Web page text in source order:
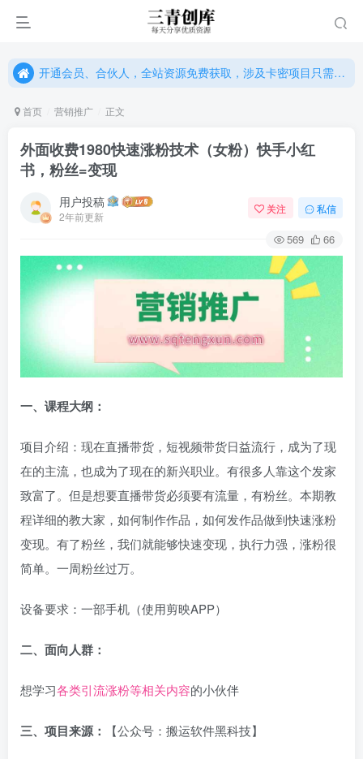
开通会员、合伙人，全站资源免费获取，涉及卡密项目只需单独购卡密（位置：网站右下悬浮按钮）
开通会员、合伙人，全站资源免费获取，涉及卡密项目只需单独购卡密（位置：网站右下悬浮按钮）
首页 营销推广 正文
外面收费1980快速涨粉技术（女粉）快手小红
书，粉丝=变现
用户投稿
2年前更新
关注 私信
569 66
一、课程大纲：
项目介绍：现在直播带货，短视频带货日益流行，成为了现
在的主流，也成为了现在的新兴职业。有很多人靠这个发家
致富了。但是想要直播带货必须要有流量，有粉丝。本期教
程详细的教大家，如何制作作品，如何发作品做到快速涨粉
变现。有了粉丝，我们就能够快速变现，执行力强，涨粉很
简单。一周粉丝过万。
设备要求：一部手机（使用剪映APP）
二、面向人群：
想学习各类引流涨粉等相关内容的小伙伴
三、项目来源： 【公众号：搬运软件黑科技】